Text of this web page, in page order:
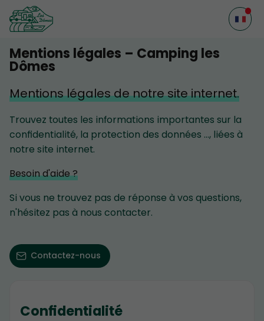
Mentions légales – Camping les
Dômes
Mentions légales de notre site internet.
Trouvez toutes les informations importantes sur la
confidentialité, la protection des données ..., liées à
notre site internet.
Besoin d'aide ?
Si vous ne trouvez pas de réponse à vos questions,
n'hésitez pas à nous contacter.
Contactez-nous
Confidentialité